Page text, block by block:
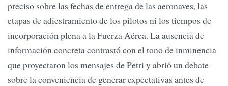
preciso sobre las fechas de entrega de las aeronaves, las
etapas de adiestramiento de los pilotos ni los tiempos de
incorporación plena a la Fuerza Aérea. La ausencia de
información concreta contrastó con el tono de inminencia
que proyectaron los mensajes de Petri y abrió un debate
sobre la conveniencia de generar expectativas antes de